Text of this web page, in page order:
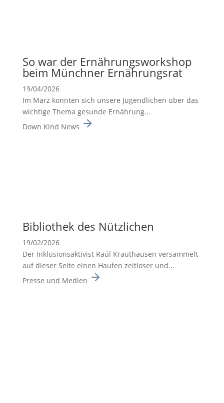
So war der Ernäh­rungs­work­shop
beim Münchner Ernäh­rungsrat
19/04/2026
Im März konnten sich unsere Jugend­li­chen über das
wichtige Thema gesunde Ernäh­rung...
Down Kind News
Biblio­thek des Nützli­chen
19/02/2026
Der Inklusionsaktivist Raúl Krauthausen versammelt
auf dieser Seite einen Haufen zeitloser und...
Presse und Medien